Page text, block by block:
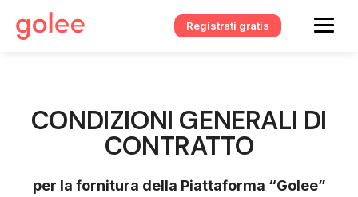
Registrati gratis
CONDIZIONI GENERALI DI
CONTRATTO
per la fornitura della Piattaforma “Golee”